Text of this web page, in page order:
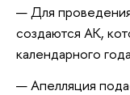
Для
создаются АК,
календарного
Апелляция